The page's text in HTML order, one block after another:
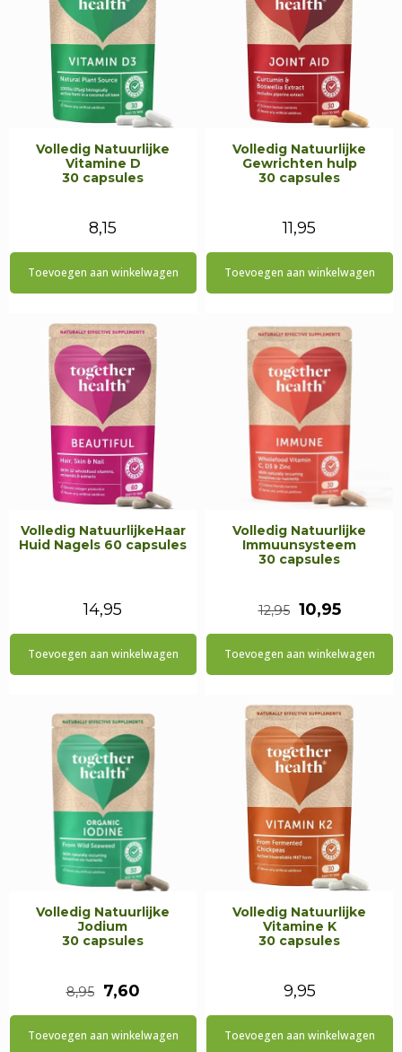
Volledig Natuurlijke
Vitamine D
30 capsules
8,15
Toevoegen aan winkelwagen
Volledig Natuurlijke
Gewrichten hulp
30 capsules
11,95
Toevoegen aan winkelwagen
Volledig NatuurlijkeHaar
Huid Nagels 60 capsules
14,95
Toevoegen aan winkelwagen
Volledig Natuurlijke
Immuunsysteem
30 capsules
12,95
prijs
10,95
prijs
Toevoegen aan winkelwagen
Volledig Natuurlijke
Jodium
30 capsules
8,95
Oorspronkelijke
prijs
7,60Huidige
prijs
Toevoegen aan winkelwagen
Volledig Natuurlijke
Vitamine K
30 capsules
9,95
Toevoegen aan winkelwagen